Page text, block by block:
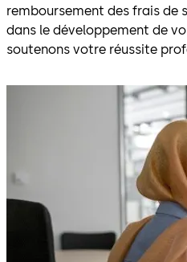
remboursement des frais de
dans le développement de
soutenons votre réussite